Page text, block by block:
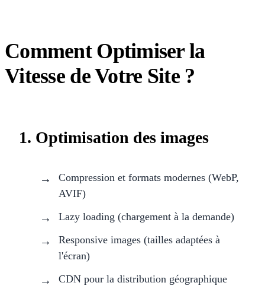
Comment Optimiser la
Vitesse de Votre Site ?
1. Optimisation des images
Compression et formats modernes (WebP,
AVIF)
Lazy loading (chargement à la demande)
Responsive images (tailles adaptées à
l'écran)
CDN pour la distribution géographique